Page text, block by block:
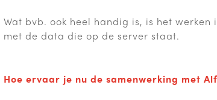
Wat bvb. ook heel handig is, is het
met de data die op de server staat.
Hoe ervaar je nu de samenwerking met